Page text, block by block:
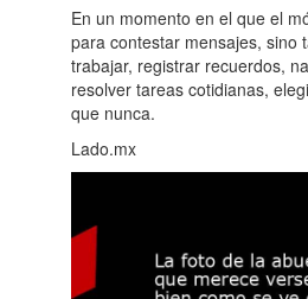
En un momento en el que el
para contestar mensajes, sino
trabajar, registrar recuerdos,
resolver tareas cotidianas,
que nunca.
Lado.mx